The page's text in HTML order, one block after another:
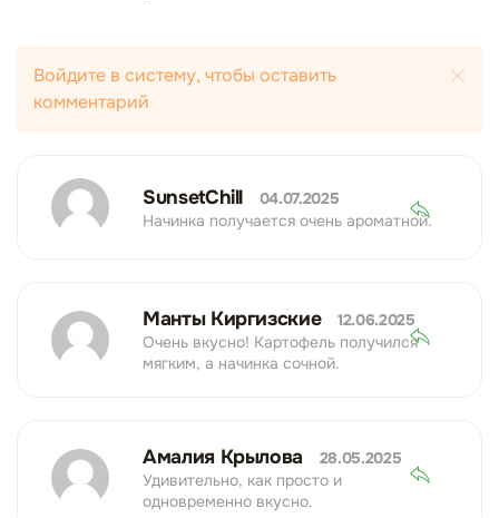
Войдите в систему, чтобы оставить
комментарий
SunsetChill
04.07.2025
Начинка получается очень ароматной.
Манты Киргизские
12.06.2025
Очень вкусно! Картофель получился
мягким, а начинка сочной.
Амалия Крылова
28.05.2025
Удивительно, как просто и
одновременно вкусно.